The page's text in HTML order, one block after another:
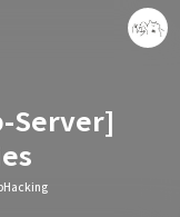
Server]